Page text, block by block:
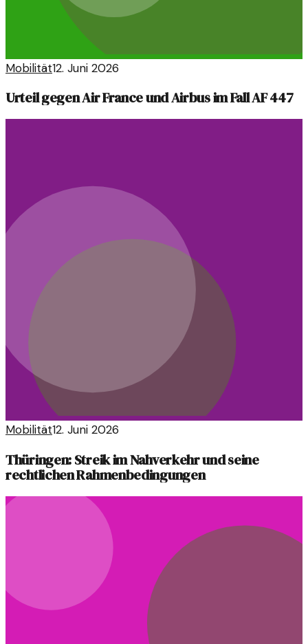
Mobilität12. Juni 2026
Urteil gegen Air France und Airbus im Fall AF 447
Mobilität12. Juni 2026
Thüringen: Streik im Nahverkehr und seine
rechtlichen Rahmenbedingungen